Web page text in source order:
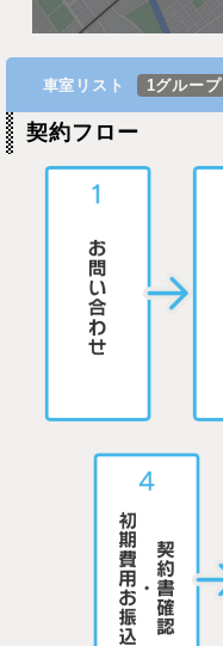
車室リスト 1グループ
契約フロー